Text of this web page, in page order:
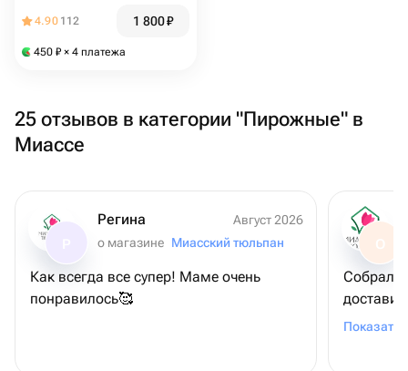
4.90 112 1 800₽
450 ₽ × 4 платежа
25 отзывов в категории "Пирожные" в
Миассе
Регина
Август 2026
о магазине Миасский тюльпан
Как всегда все супер! Маме очень
понравилось🥰
О
Собрали
вашу
Показать